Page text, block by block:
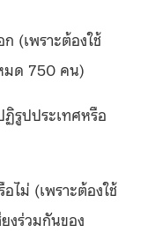
(เพราะต้องใช้
มด 750 คน)
รูปประเทศหรือ
ไม่ (เพราะต้องใช้
งร่วมกันของ